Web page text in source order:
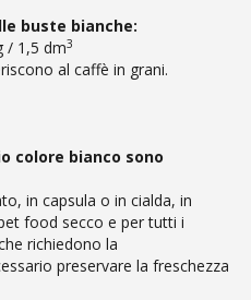
buste bianche:
/ 1,5 dm3
al caffè in grani.
colore bianco sono
in capsula o in cialda, in
food secco e per tutti i
richiedono la
preservare la freschezza